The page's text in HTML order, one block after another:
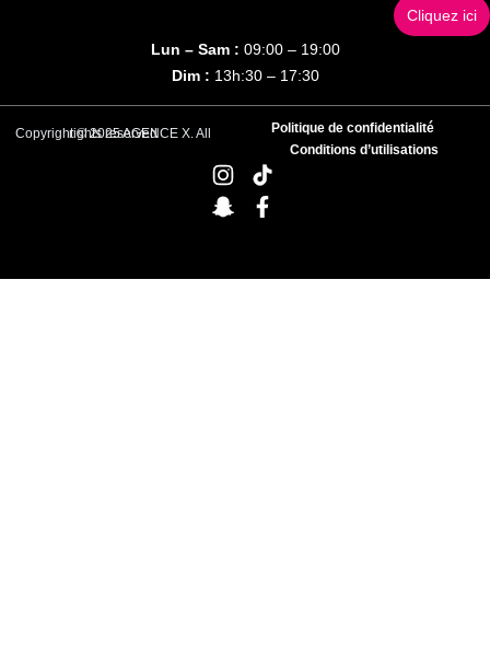
Cliquez ici
Lun – Sam : 09:00 – 19:00
Dim : 13h:30 – 17:30
Copyright © 2025 AGENCE X. All rights reserved
Politique de confidentialité
Conditions d’utilisations